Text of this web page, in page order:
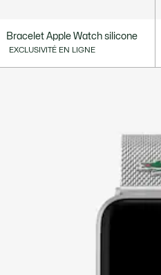
Bracelet Apple Watch silicone
EXCLUSIVITÉ EN LIGNE